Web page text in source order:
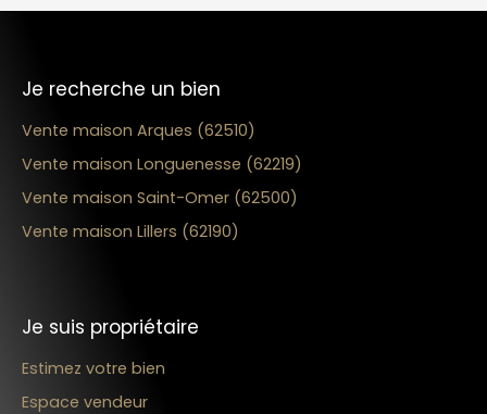
Je recherche un bien
Vente maison Arques (62510)
Vente maison Longuenesse (62219)
Vente maison Saint-Omer (62500)
Vente maison Lillers (62190)
Je suis propriétaire
Estimez votre bien
Espace vendeur